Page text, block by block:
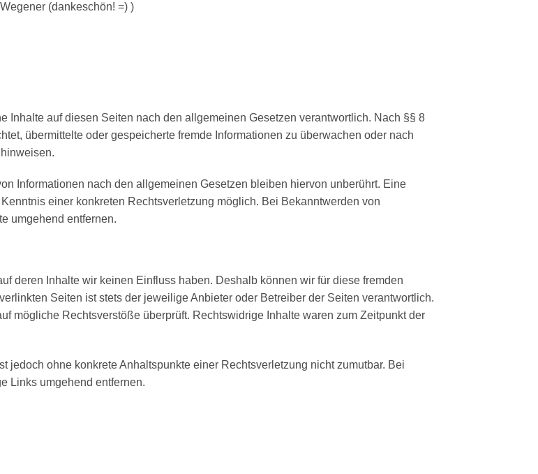
(dankeschön! =) )
Inhalte auf diesen Seiten nach den allgemeinen Gesetzen verantwortlich. Nach §§ 8
übermittelte oder gespeicherte fremde Informationen zu überwachen oder nach
Informationen nach den allgemeinen Gesetzen bleiben hiervon unberührt. Eine
einer konkreten Rechtsverletzung möglich. Bei Bekanntwerden von
umgehend entfernen.
deren Inhalte wir keinen Einfluss haben. Deshalb können wir für diese fremden
Seiten ist stets der jeweilige Anbieter oder Betreiber der Seiten verantwortlich.
mögliche Rechtsverstöße überprüft. Rechtswidrige Inhalte waren zum Zeitpunkt der
jedoch ohne konkrete Anhaltspunkte einer Rechtsverletzung nicht zumutbar. Bei
Links umgehend entfernen.